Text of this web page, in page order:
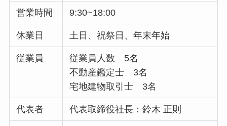
営業時間 9:30~18:00
休業日 土日、祝祭日、年末年始
従業員
従業員人数 5名
不動産鑑定士 3名
宅地建物取引士 3名
代表者 代表取締役社長：鈴木 正則